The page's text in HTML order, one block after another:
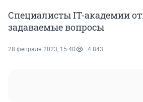
Специалисты IT-академии
задаваемые вопросы
28 февраля 2023, 15:40 4 843